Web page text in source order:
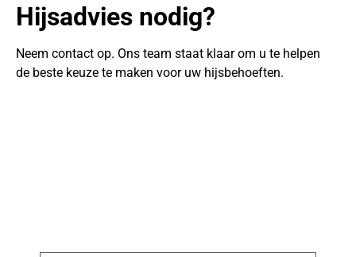
Hijsadvies nodig?
Neem contact op. Ons team staat klaar om u te helpen
de beste keuze te maken voor uw hijsbehoeften.